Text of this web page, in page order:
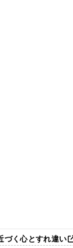
づく心とすれ違い